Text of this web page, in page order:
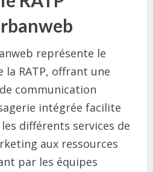
représente le
RATP, offrant une
communication
intégrée facilite
différents services de
aux ressources
par les équipes